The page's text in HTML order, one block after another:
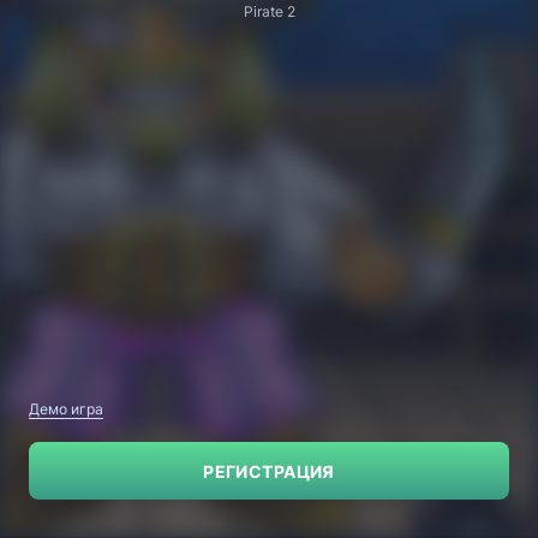
Pirate 2
Демо игра
РЕГИСТРАЦИЯ